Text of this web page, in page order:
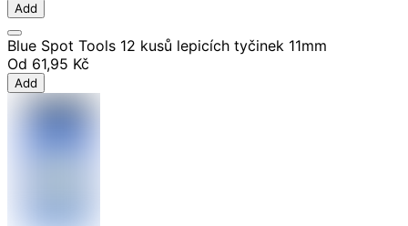
Add
Blue Spot Tools 12 kusů lepicích tyčinek 11mm
Od 61,95 Kč
Add